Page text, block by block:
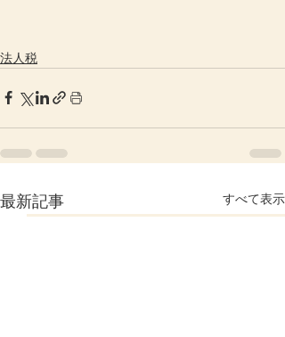
法人税
最新記事 すべて表示